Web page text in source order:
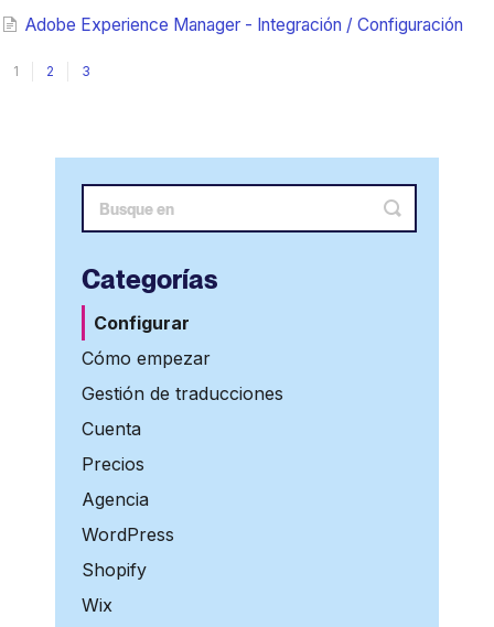
Adobe Experience Manager - Integración / Configuración
1 2 3
Categorías
Configurar
Cómo empezar
Gestión de traducciones
Cuenta
Precios
Agencia
WordPress
Shopify
Wix